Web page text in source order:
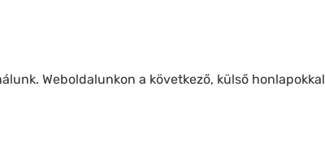
Weboldalunkon a következő, külső honlapokkal